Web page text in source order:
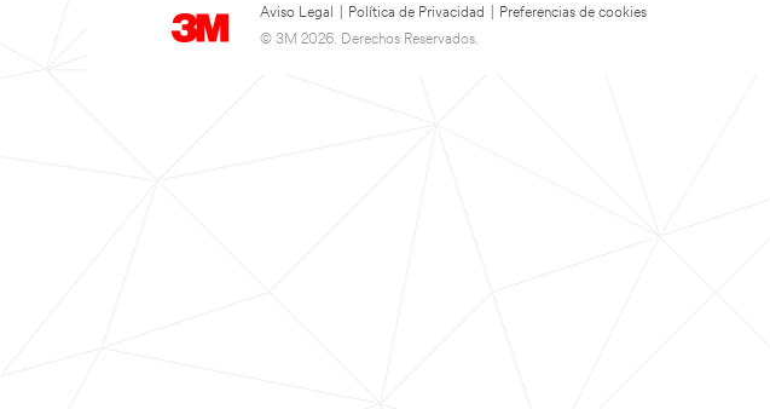
Aviso Legal Política de Privacidad
Preferencias de cookies
© 3M 2026. Derechos Reservados.